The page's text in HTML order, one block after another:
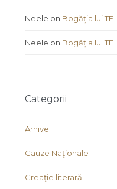
Neele on Bogăția lui TE
Neele on Bogăția lui TE
Categorii
Arhive
Cauze Naţionale
Creaţie literară